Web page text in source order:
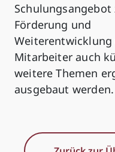
Förderung und
Weiterentwicklung
Mitarbeiter auch
weitere Themen
ausgebaut werden.